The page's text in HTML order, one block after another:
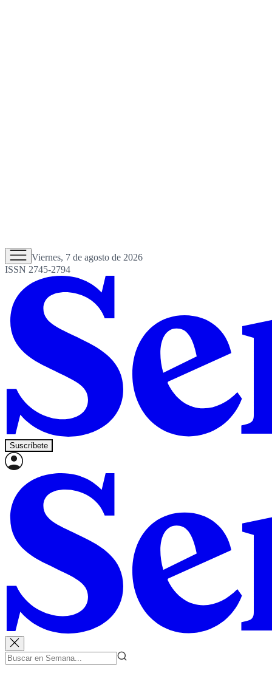
Viernes, 7 de agosto de 2026
ISSN 2745-2794
Suscríbete